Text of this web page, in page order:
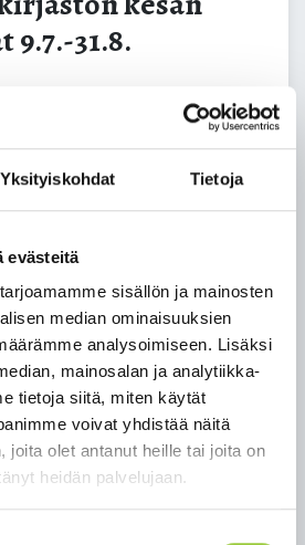
Yksityiskohdat Tietoja
evästeitä
sisällön ja mainosten
median ominaisuuksien
analysoimiseen. Lisäksi
mainosalan ja analytiikka-
tietoja siitä, miten käytät
voivat yhdistää näitä
joita olet antanut heille tai joita on
heidän palvelujaan.
31.8.